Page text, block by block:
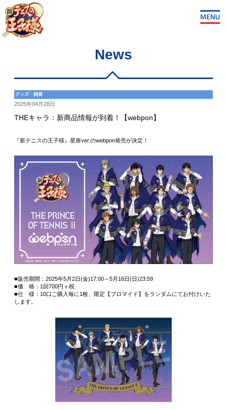
News
グッズ・雑貨
2025年04月28日
THEキャラ：新商品情報が到着！【webpon】
『新テニスの王子様』星座ver.のwebpon発売が決定！
■販売期間：2025年5月2日(金)17:00～5月16日(日)23:59
■価 格：1回700円＋税
■仕 様：10口ご購入毎に1枚、限定【ブロマイド】をランダムにてお付けいた
します。